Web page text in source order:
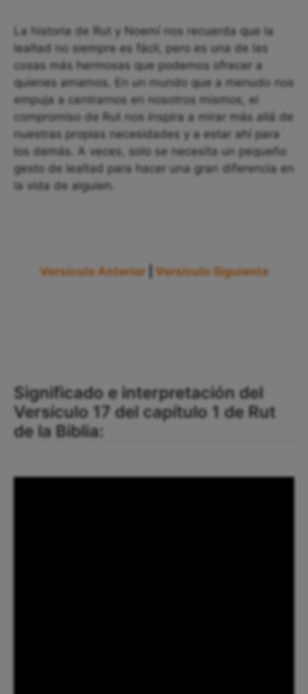
La historia de Rut y Noemí nos recuerda que la
lealtad no siempre es fácil, pero es una de las
cosas más hermosas que podemos ofrecer a
quienes amamos. En un mundo que a menudo nos
empuja a centrarnos en nosotros mismos, el
compromiso de Rut nos inspira a mirar más allá de
nuestras propias necesidades y a estar ahí para
los demás. A veces, solo se necesita un pequeño
gesto de lealtad para hacer una gran diferencia en
la vida de alguien.
Versículo Anterior Versículo Siguiente
Significado e interpretación del
Versículo 17 del capítulo 1 de Rut
de la Biblia: